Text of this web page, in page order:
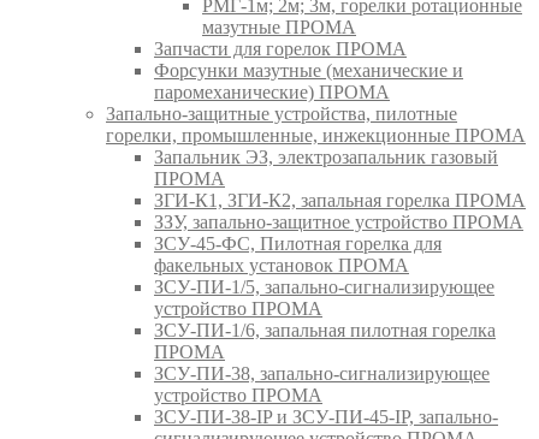
РМГ-1м; 2м; 3м, горелки ротационные
мазутные ПРОМА
Запчасти для горелок ПРОМА
Форсунки мазутные (механические и
паромеханические) ПРОМА
Запально-защитные устройства, пилотные
горелки, промышленные, инжекционные ПРОМА
Запальник ЭЗ, электрозапальник газовый
ПРОМА
ЗГИ-К1, ЗГИ-К2, запальная горелка ПРОМА
ЗЗУ, запально-защитное устройство ПРОМА
ЗСУ-45-ФС, Пилотная горелка для
факельных установок ПРОМА
ЗСУ-ПИ-1/5, запально-сигнализирующее
устройство ПРОМА
ЗСУ-ПИ-1/6, запальная пилотная горелка
ПРОМА
ЗСУ-ПИ-38, запально-сигнализирующее
устройство ПРОМА
ЗСУ-ПИ-38-IP и ЗСУ-ПИ-45-IP, запально-